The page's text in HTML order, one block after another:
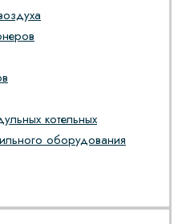
котельных
оборудования